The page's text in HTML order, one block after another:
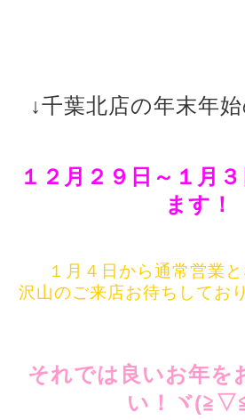
↓千葉北店の年末年
１２月２９日～１月
ます！
１月４日から通常営業
沢山のご来店お待ちしてお
それでは良いお年を
い！ヾ